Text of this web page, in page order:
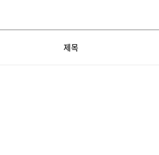
제목